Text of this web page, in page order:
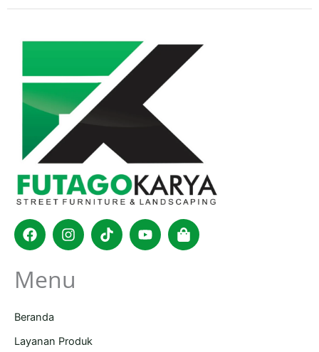
FacebookInstagram
TiktokYoutubeShopping-
bag
Menu
Beranda
Layanan Produk